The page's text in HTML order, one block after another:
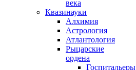
века
Квазинауки
Алхимия
Астрология
Атлантология
Рыцарские
ордена
Госпитальеры